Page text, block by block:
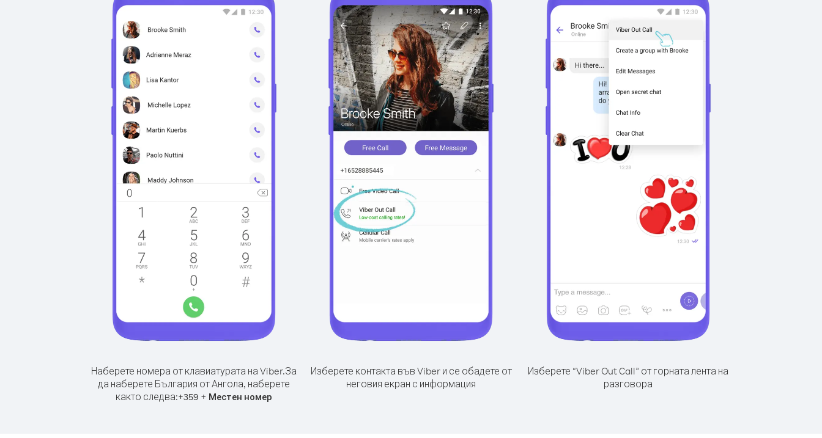
Наберете номера от клавиатурата на Viber.За
да наберете България от Ангола, наберете
както следва:+359 + Местен номер
Изберете контакта във Viber и се обадете от
неговия екран с информация
Изберете “Viber Out Call” от горната лента на
разговора